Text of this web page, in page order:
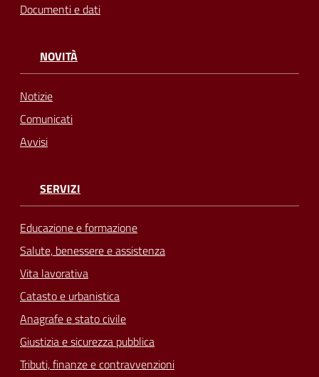
Documenti e dati
NOVITÀ
Notizie
Comunicati
Avvisi
SERVIZI
Educazione e formazione
Salute, benessere e assistenza
Vita lavorativa
Catasto e urbanistica
Anagrafe e stato civile
Giustizia e sicurezza pubblica
Tributi, finanze e contravvenzioni